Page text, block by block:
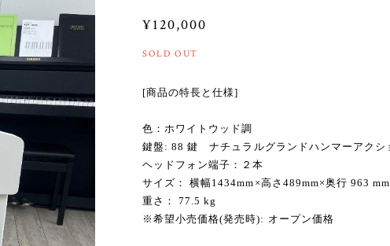
¥120,000
SOLD OUT
[商品の特長と仕様]
色：ホワイトウッド調
鍵盤: 88 鍵 ナチュラルグランドハンマーアクシ
ヘッドフォン端子：２本
サイズ： 横幅1434mm×高さ489mm×奥行 963 mm
重さ： 77.5 kg
※希望小売価格(発売時): オープン価格